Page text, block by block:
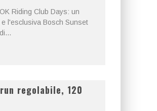
Riding Club Days: un
l'esclusiva Bosch Sunset
regolabile, 120